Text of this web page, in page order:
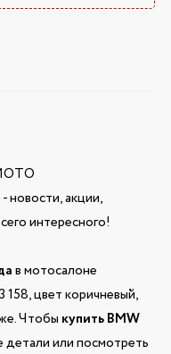
новости, акции,
интересного!
в мотосалоне
цвет коричневый,
Чтобы купить BMW
детали или посмотреть